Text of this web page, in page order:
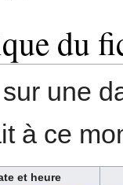
du
une
à ce
et heure